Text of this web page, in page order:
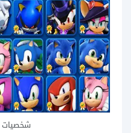
شخصيات Sonic Dash